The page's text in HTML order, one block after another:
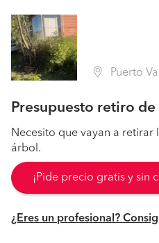
Puerto Varas
Presupuesto retiro
Necesito que vayan a retirar
árbol.
¡Pide precio gratis y sin
¿Eres un profesional?